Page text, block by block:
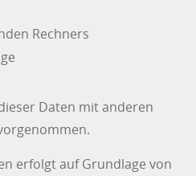
Rechners
Daten mit anderen
erfolgt auf Grundlage von